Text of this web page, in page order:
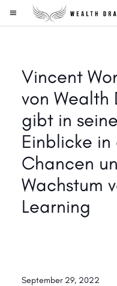
Vincent
von Wealth
gibt in
Einblicke in
Chancen
Wachstum
Learning
September 29, 2022